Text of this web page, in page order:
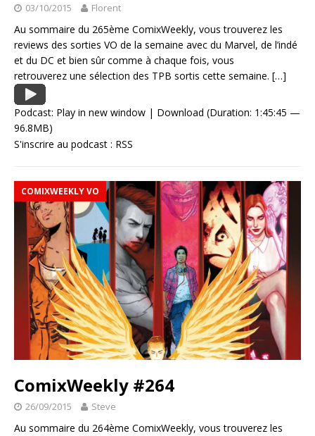
03/10/2015 Florent
Au sommaire du 265ème ComixWeekly, vous trouverez les
reviews des sorties VO de la semaine avec du Marvel, de l’indé
et du DC et bien sûr comme à chaque fois, vous
retrouverez une sélection des TPB sortis cette semaine. […]
Podcast: Play in new window | Download (Duration: 1:45:45 —
96.8MB)
S'inscrire au podcast : RSS
COMIXWEEKLY VO
ComixWeekly #264
26/09/2015 Steve
Au sommaire du 264ème ComixWeekly, vous trouverez les